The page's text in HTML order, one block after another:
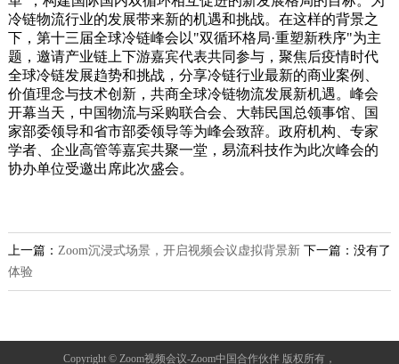
冷链物流行业的发展带来新的机遇和挑战。在这样的背景之
下，第十三届全球冷链峰会以"双循环格局·重塑新秩序"为主
题，邀请产业链上下游嘉宾代表共同参与，聚焦后疫情时代
全球冷链发展趋势和挑战，分享冷链行业最新的商业案例、
价值理念与技术创新，共商全球冷链物流发展新机遇。峰会
开幕当天，中国物流与采购联合会、大韩民国总领事馆、国
家部委领导和省市部委领导等为峰会致辞。政府机构、专家
学者、企业高管等嘉宾共聚一堂，易流科技作为此次峰会的
协办单位受邀出席此次盛会。
下一篇：没有了
上一篇： Zoom沉浸式场景，开启视频会议虚拟背景新
体验
Copyright © Zoom视频会议-Zoom中国合作伙伴 版权所有，